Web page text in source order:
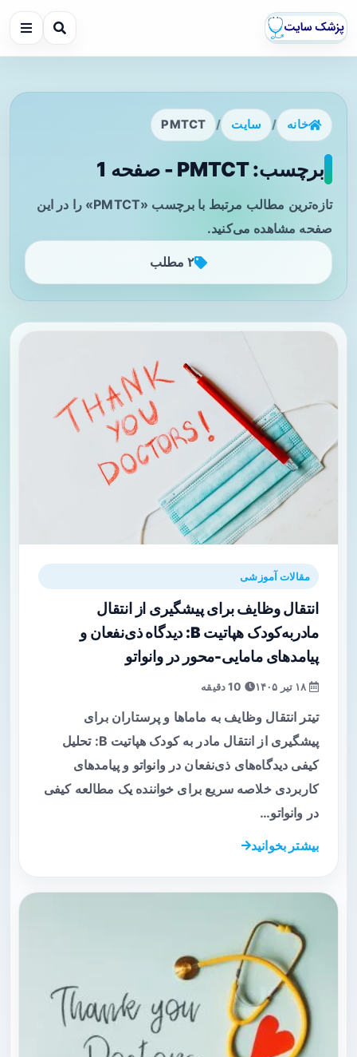
خانه / سایت /
PMTCT
برچسب: PMTCT - صفحه 1
تازه‌ترین مطالب مرتبط با برچسب «PMTCT» را در این
صفحه مشاهده می‌کنید.
۲ مطلب
مقالات آموزشی
انتقال وظایف برای پیشگیری از انتقال
مادر‌به‌کودک هپاتیت B: دیدگاه ذی‌نفعان و
پیامدهای مامایی-محور در وانواتو
تیتر انتقال وظایف به ماماها و پرستاران برای
پیشگیری از انتقال مادر به کودک هپاتیت B: تحلیل
کیفی دیدگاه‌های ذی‌نفعان در وانواتو و پیامدهای
کاربردی خلاصه سریع برای خواننده یک مطالعه کیفی
در وانواتو…
بیشتر بخوانید